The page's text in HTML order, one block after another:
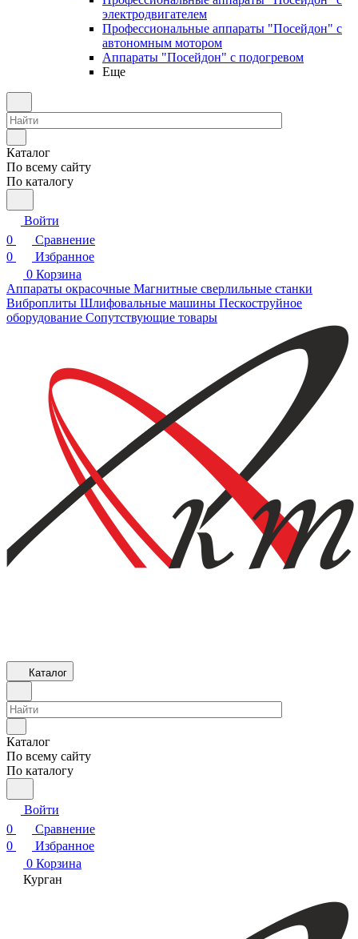
электродвигателем
Профессиональные аппараты "Посейдон" с
автономным мотором
Аппараты "Посейдон" с подогревом
Еще
Каталог
По всему сайту
По каталогу
Войти
0
Сравнение
0
Избранное
0 Корзина
Аппараты окрасочные Магнитные сверлильные станки
Виброплиты Шлифовальные машины Пескоструйное
оборудование Сопутствующие товары
Каталог
Каталог
По всему сайту
По каталогу
Войти
0
Сравнение
0
Избранное
0 Корзина
Курган